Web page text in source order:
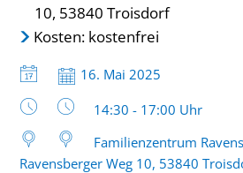
10, 53840 Troisdorf
Kosten: kostenfrei
Datum:
16. Mai 2025
Uhrzeit:
14:30 - 17:00 Uhr
Familienzentrum
Ravensberger Weg 10, 53840